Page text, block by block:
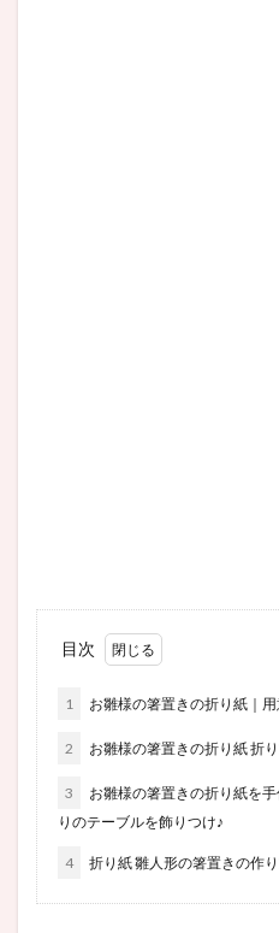
目次
1 お雛様の箸置きの折り紙｜
2 お雛様の箸置きの折り紙 折
3
お雛様の箸置きの折り紙を
りのテーブルを飾りつけ♪
4 折り紙 雛人形の箸置きの作